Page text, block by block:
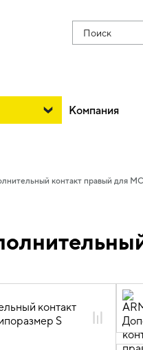
Поиск
Компания
защиты и
корпусе и доп.
и доп. устройства
контакт правый для